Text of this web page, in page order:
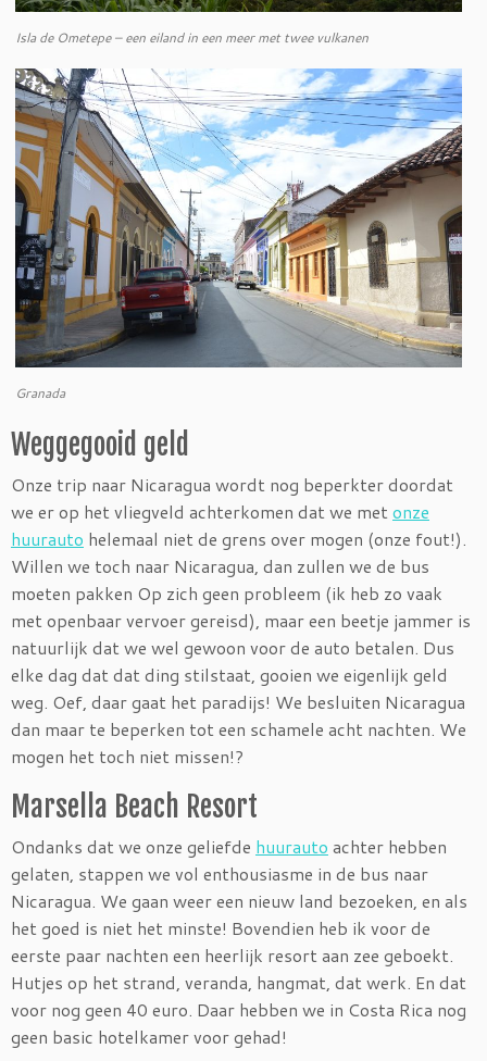
Isla de Ometepe – een eiland in een meer met twee vulkanen
Granada
Weggegooid geld
Onze trip naar Nicaragua wordt nog beperkter doordat
we er op het vliegveld achterkomen dat we metonze
huurauto helemaal niet de grens over mogen (onze fout!).
Willen we toch naar Nicaragua, dan zullen we de bus
moeten pakken Op zich geen probleem (ik heb zo vaak
met openbaar vervoer gereisd), maar een beetje jammer is
natuurlijk dat we wel gewoon voor de auto betalen. Dus
elke dag dat dat ding stilstaat, gooien we eigenlijk geld
weg. Oef, daar gaat het paradijs! We besluiten Nicaragua
dan maar te beperken tot een schamele acht nachten. We
mogen het toch niet missen!?
Marsella Beach Resort
Ondanks dat we onze geliefde huurauto achter hebben
gelaten, stappen we vol enthousiasme in de bus naar
Nicaragua. We gaan weer een nieuw land bezoeken, en als
het goed is niet het minste! Bovendien heb ik voor de
eerste paar nachten een heerlijk resort aan zee geboekt.
Hutjes op het strand, veranda, hangmat, dat werk. En dat
voor nog geen 40 euro. Daar hebben we in Costa Rica nog
geen basic hotelkamer voor gehad!